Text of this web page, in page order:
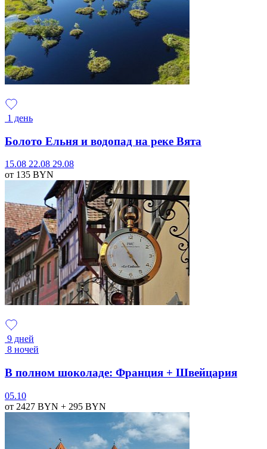
1 день
Болото Ельня и водопад на реке Вята
15.08 22.08 29.08
от 135 BYN
9 дней
8 ночей
В полном шоколаде: Франция + Швейцария
05.10
от 2427 BYN + 295 BYN